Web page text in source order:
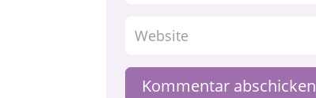
Kommentar abschicken